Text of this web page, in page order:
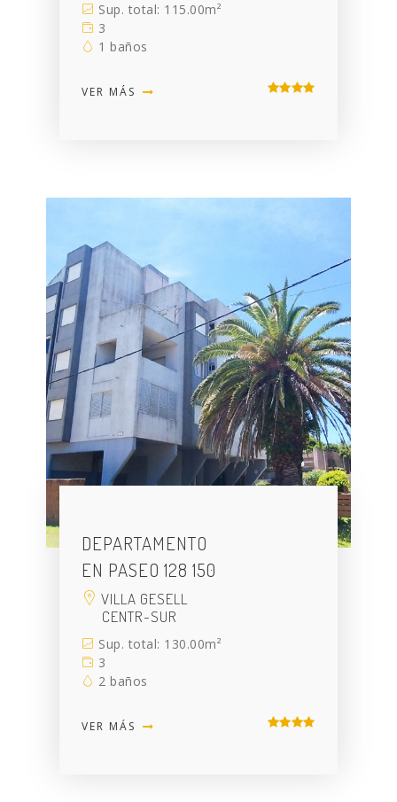
Sup. total: 115.00m²
3
1 baños
VER MÁS
DEPARTAMENTO
EN PASEO 128 150
VILLA GESELL
CENTR-SUR
Sup. total: 130.00m²
3
2 baños
VER MÁS